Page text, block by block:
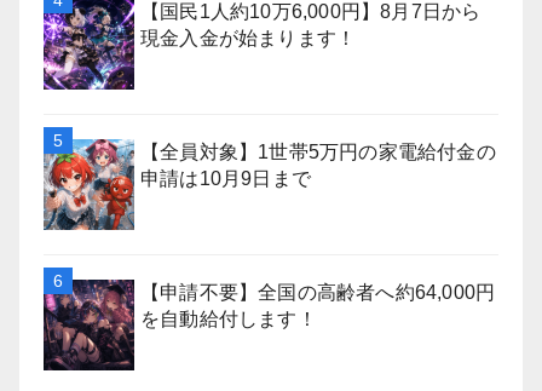
【国民1人約10万6,000円】8月7日から
現金入金が始まります！
【全員対象】1世帯5万円の家電給付金の
申請は10月9日まで
【申請不要】全国の高齢者へ約64,000円
を自動給付します！